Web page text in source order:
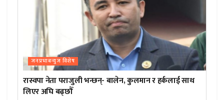
जनप्रभाबन्युज विशेष
रास्वपा नेता पराजुली भन्छन्- बालेन, कुलमान र हर्कलाई साथ
लिएर अघि बढ्छौँ